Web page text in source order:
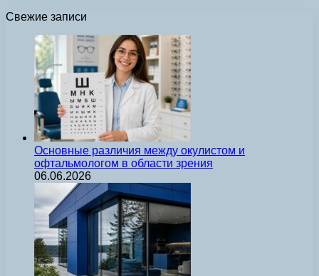
Свежие записи
Основные различия между окулистом и
офтальмологом в области зрения
06.06.2026